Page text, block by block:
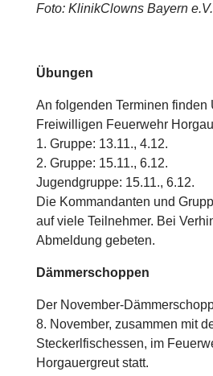
Foto: KlinikClowns Bayern e.V.
Übungen
An folgenden Terminen finden
Freiwilligen Feuerwehr
1. Gruppe: 13.11., 4.12.
2. Gruppe: 15.11., 6.12.
Jugendgruppe: 15.11., 6.12.
Die Kommandanten und
auf viele Teilnehmer. Bei
Abmeldung gebeten.
Dämmerschoppen
Der November-
8. November, zusammen mit
Steckerlfischessen, im
Horgauergreut statt.